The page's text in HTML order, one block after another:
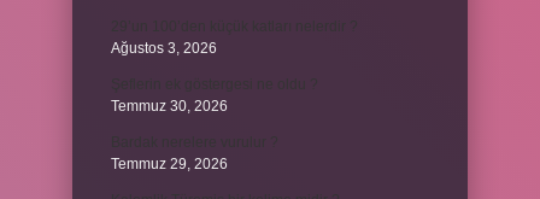
Ağustos 3, 2026
Temmuz 30, 2026
Temmuz 29, 2026